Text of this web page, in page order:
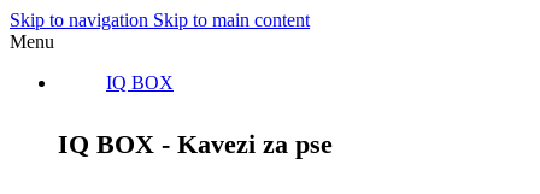
Skip to navigation Skip to main content
Menu
IQ BOX
IQ BOX - Kavezi za pse